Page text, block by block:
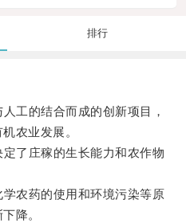
排行
的结合而成的创新项目，
农业发展。
了庄稼的生长能力和农作物
农药的使用和环境污染等原
降。